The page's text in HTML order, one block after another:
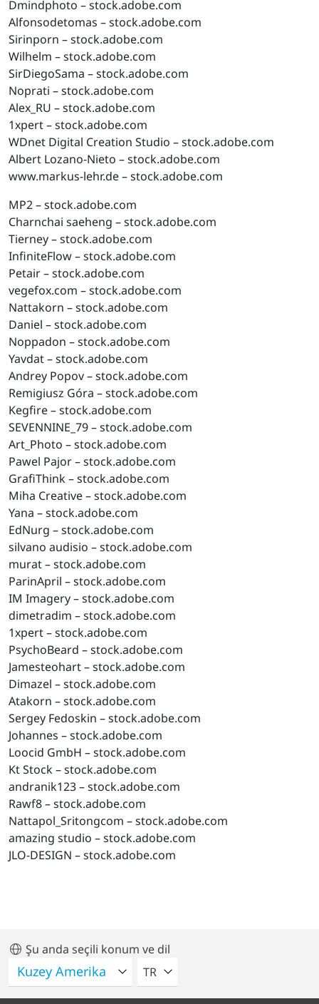
Dmindphoto – stock.adobe.com
Alfonsodetomas – stock.adobe.com
Sirinporn – stock.adobe.com
Wilhelm – stock.adobe.com
SirDiegoSama – stock.adobe.com
Noprati – stock.adobe.com
Alex_RU – stock.adobe.com
1xpert – stock.adobe.com
WDnet Digital Creation Studio – stock.adobe.com
Albert Lozano-Nieto – stock.adobe.com
www.markus-lehr.de – stock.adobe.com
MP2 – stock.adobe.com
Charnchai saeheng – stock.adobe.com
Tierney – stock.adobe.com
InfiniteFlow – stock.adobe.com
Petair – stock.adobe.com
vegefox.com – stock.adobe.com
Nattakorn – stock.adobe.com
Daniel – stock.adobe.com
Noppadon – stock.adobe.com
Yavdat – stock.adobe.com
Andrey Popov – stock.adobe.com
Remigiusz Góra – stock.adobe.com
Kegfire – stock.adobe.com
SEVENNINE_79 – stock.adobe.com
Art_Photo – stock.adobe.com
Pawel Pajor – stock.adobe.com
GrafiThink – stock.adobe.com
Miha Creative – stock.adobe.com
Yana – stock.adobe.com
EdNurg – stock.adobe.com
silvano audisio – stock.adobe.com
murat – stock.adobe.com
ParinApril – stock.adobe.com
IM Imagery – stock.adobe.com
dimetradim – stock.adobe.com
1xpert – stock.adobe.com
PsychoBeard – stock.adobe.com
Jamesteohart – stock.adobe.com
Dimazel – stock.adobe.com
Atakorn – stock.adobe.com
Sergey Fedoskin – stock.adobe.com
Johannes – stock.adobe.com
Loocid GmbH – stock.adobe.com
Kt Stock – stock.adobe.com
andranik123 – stock.adobe.com
Rawf8 – stock.adobe.com
Nattapol_Sritongcom – stock.adobe.com
amazing studio – stock.adobe.com
JLO-DESIGN – stock.adobe.com
Şu anda seçili konum ve dil
LÜTFEN BIR DIL SEÇIN
TR